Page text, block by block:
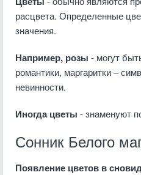
расцвета. Определенные
значения.
Например, розы - могут
романтики, маргаритки –
невинности.
Иногда цветы - знаменуют
Сонник Белого
Появление цветов в